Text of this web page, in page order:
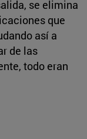
se elimina
que
así a
de las
todo eran